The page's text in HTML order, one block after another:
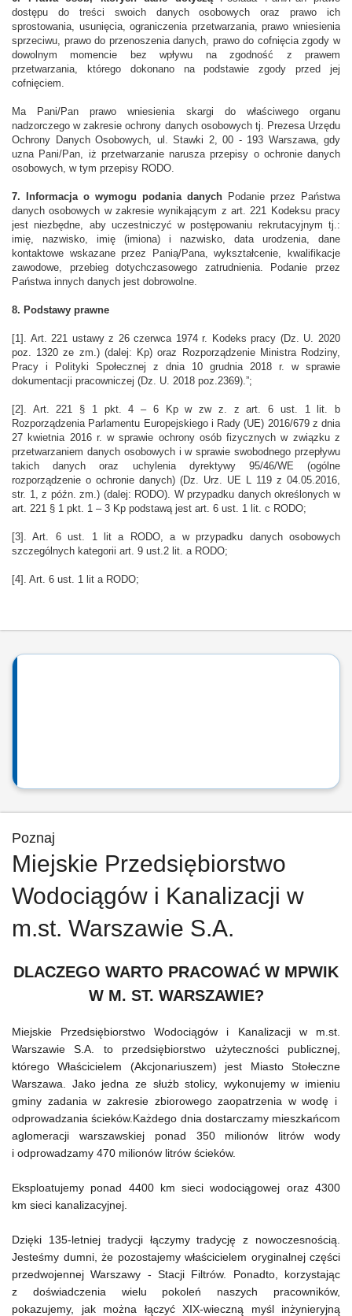
dostępu do treści swoich danych osobowych oraz prawo ich
sprostowania, usunięcia, ograniczenia przetwarzania, prawo wniesienia
sprzeciwu, prawo do przenoszenia danych, prawo do cofnięcia zgody w
dowolnym momencie bez wpływu na zgodność z prawem
przetwarzania, którego dokonano na podstawie zgody przed jej
cofnięciem.
Ma Pani/Pan prawo wniesienia skargi do właściwego organu
nadzorczego w zakresie ochrony danych osobowych tj. Prezesa Urzędu
Ochrony Danych Osobowych, ul. Stawki 2, 00 - 193 Warszawa, gdy
uzna Pani/Pan, iż przetwarzanie narusza przepisy o ochronie danych
osobowych, w tym przepisy RODO.
7. Informacja o wymogu podania danych Podanie przez Państwa
danych osobowych w zakresie wynikającym z art. 221 Kodeksu pracy
jest niezbędne, aby uczestniczyć w postępowaniu rekrutacyjnym tj.:
imię, nazwisko, imię (imiona) i nazwisko, data urodzenia, dane
kontaktowe wskazane przez Panią/Pana, wykształcenie, kwalifikacje
zawodowe, przebieg dotychczasowego zatrudnienia. Podanie przez
Państwa innych danych jest dobrowolne.
8. Podstawy prawne
[1]. Art. 221 ustawy z 26 czerwca 1974 r. Kodeks pracy (Dz. U. 2020
poz. 1320 ze zm.) (dalej: Kp) oraz Rozporządzenie Ministra Rodziny,
Pracy i Polityki Społecznej z dnia 10 grudnia 2018 r. w sprawie
dokumentacji pracowniczej (Dz. U. 2018 poz.2369).”;
[2]. Art. 221 § 1 pkt. 4 – 6 Kp w zw z. z art. 6 ust. 1 lit. b
Rozporządzenia Parlamentu Europejskiego i Rady (UE) 2016/679 z dnia
27 kwietnia 2016 r. w sprawie ochrony osób fizycznych w związku z
przetwarzaniem danych osobowych i w sprawie swobodnego przepływu
takich danych oraz uchylenia dyrektywy 95/46/WE (ogólne
rozporządzenie o ochronie danych) (Dz. Urz. UE L 119 z 04.05.2016,
str. 1, z późn. zm.) (dalej: RODO). W przypadku danych określonych w
art. 221 § 1 pkt. 1 – 3 Kp podstawą jest art. 6 ust. 1 lit. c RODO;
[3]. Art. 6 ust. 1 lit a RODO, a w przypadku danych osobowych
szczególnych kategorii art. 9 ust.2 lit. a RODO;
[4]. Art. 6 ust. 1 lit a RODO;
Poznaj
Miejskie Przedsiębiorstwo
Wodociągów i Kanalizacji w
m.st. Warszawie S.A.
DLACZEGO WARTO PRACOWAĆ W MPWIK
W M. ST. WARSZAWIE?
Miejskie Przedsiębiorstwo Wodociągów i Kanalizacji w m.st.
Warszawie S.A. to przedsiębiorstwo użyteczności publicznej,
którego Właścicielem (Akcjonariuszem) jest Miasto Stołeczne
Warszawa. Jako jedna ze służb stolicy, wykonujemy w imieniu
gminy zadania w zakresie zbiorowego zaopatrzenia w wodę i
odprowadzania ścieków.Każdego dnia dostarczamy mieszkańcom
aglomeracji warszawskiej ponad 350 milionów litrów wody
i odprowadzamy 470 milionów litrów ścieków.
Eksploatujemy ponad 4400 km sieci wodociągowej oraz 4300
km sieci kanalizacyjnej.
Dzięki 135-letniej tradycji łączymy tradycję z nowoczesnością.
Jesteśmy dumni, że pozostajemy właścicielem oryginalnej części
przedwojennej Warszawy - Stacji Filtrów. Ponadto, korzystając
z doświadczenia wielu pokoleń naszych pracowników,
pokazujemy, jak można łączyć XIX-wieczną myśl inżynieryjną